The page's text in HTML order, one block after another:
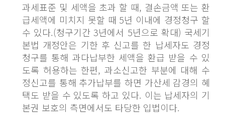
과세표준 및 세액을 초과 할 때, 결손금액 또는 환
급세액에 미치지 못할 때 5년 이내에 경정청구 할
수 있다.(청구기간 3년에서 5년으로 확대) 국세기
본법 개정안은 기한 후 신고를 한 납세자도 경정
청구를 통해 과다납부한 세액을 환급 받을 수 있
도록 허용하는 한편, 과소신고한 부분에 대해 수
정신고를 통해 추가납부를 하면 가산세 감경의 혜
택도 받을 수 있도록 하고 있다. 이는 납세자의 기
본권 보호의 측면에서도 타당한 입법이다.